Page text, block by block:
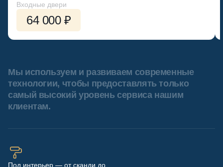
Входные двери
64 000 ₽
Мы используем и развиваем современные
технологии, чтобы предоставлять только
самый высокий уровень сервиса нашим
клиентам.
Под интерьер — от сканди до